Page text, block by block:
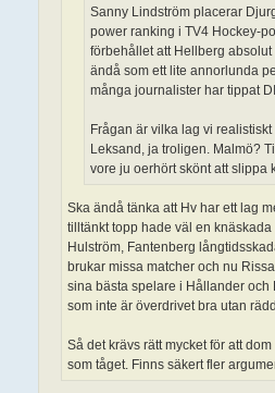
Sanny Lindström placerar
power ranking i TV4 Hockey-
förbehållet att Hellberg
ändå som ett lite annorlunda
många journalister har tippat
Frågan är vilka lag vi
Leksand, ja troligen. Malmö?
vore ju oerhört skönt att slippa
Ska ändå tänka att Hv har ett lag
tilltänkt topp hade väl en
Hulström, Fantenberg
brukar missa matcher och nu
sina bästa spelare i Hållander och
som inte är överdrivet bra utan
Så det krävs rätt mycket för att
som tåget. Finns säkert fler